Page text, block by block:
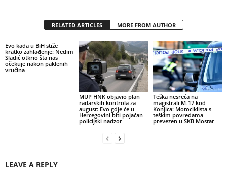
RELATED ARTICLES MORE FROM AUTHOR
Evo kada u BiH stiže
kratko zahlađenje: Nedim
Sladić otkrio šta nas
očekuje nakon paklenih
vrućina
MUP HNK objavio plan
radarskih kontrola za
august: Evo gdje će u
Hercegovini biti pojačan
policijski nadzor
Teška nesreća na
magistrali M-17 kod
Konjica: Motociklista s
teškim povredama
prevezen u SKB Mostar
LEAVE A REPLY